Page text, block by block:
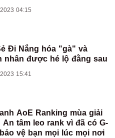
04:15
Đi Nắng hóa "gà" và
nhân được hé lộ đằng sau
15:41
AoE Ranking mùa giải
An tâm leo rank vì đã có G-
vệ bạn mọi lúc mọi nơi